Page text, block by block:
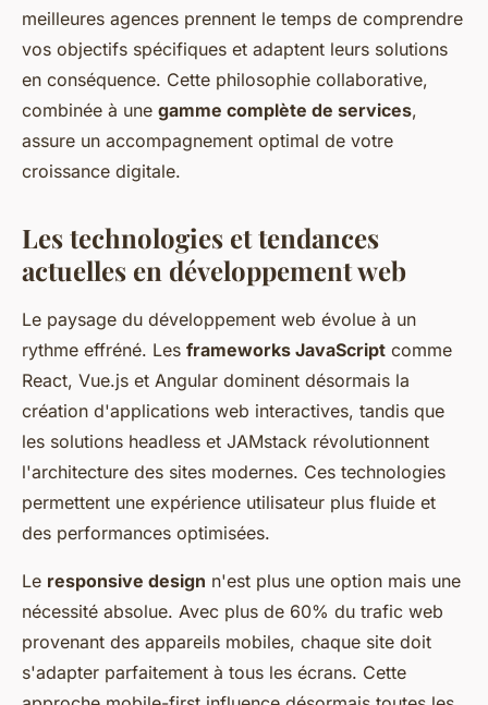
meilleures agences prennent le temps de comprendre
vos objectifs spécifiques et adaptent leurs solutions
en conséquence. Cette philosophie collaborative,
combinée à une gamme complète de services,
assure un accompagnement optimal de votre
croissance digitale.
Les technologies et tendances
actuelles en développement web
Le paysage du développement web évolue à un
rythme effréné. Les frameworks JavaScript comme
React, Vue.js et Angular dominent désormais la
création d'applications web interactives, tandis que
les solutions headless et JAMstack révolutionnent
l'architecture des sites modernes. Ces technologies
permettent une expérience utilisateur plus fluide et
des performances optimisées.
Le responsive design n'est plus une option mais une
nécessité absolue. Avec plus de 60% du trafic web
provenant des appareils mobiles, chaque site doit
s'adapter parfaitement à tous les écrans. Cette